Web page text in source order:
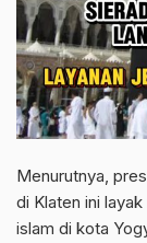
Menurutnya,
di Klaten ini
islam di kota